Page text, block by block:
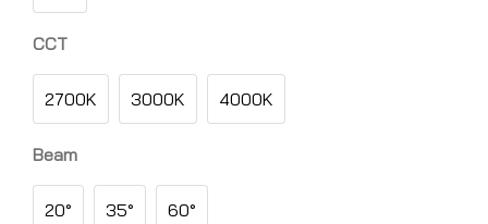
CCT
2700K 3000K 4000K
Beam
20° 35° 60°